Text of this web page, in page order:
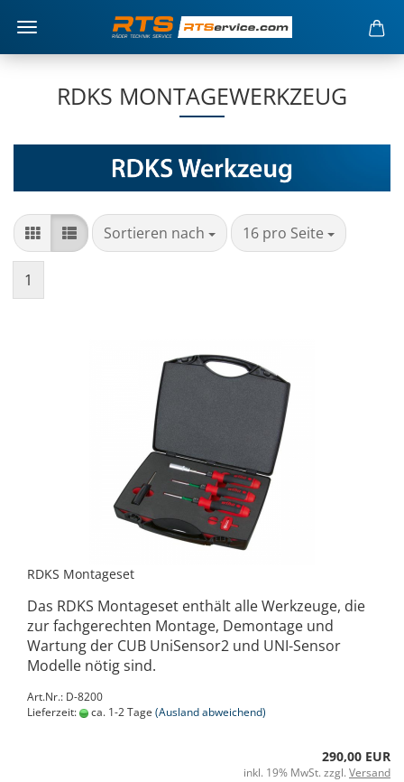
RDKS MONTAGEWERKZEUG
Sortieren nach 16 pro Seite
1
RDKS Montageset
Das RDKS Montageset enthält alle Werkzeuge, die
zur fachgerechten Montage, Demontage und
Wartung der CUB UniSensor2 und UNI-Sensor
Modelle nötig sind.
Art.Nr.: D-8200
Lieferzeit:
ca. 1-2 Tage (Ausland abweichend)
290,00 EUR
inkl. 19% MwSt. zzgl. Versand